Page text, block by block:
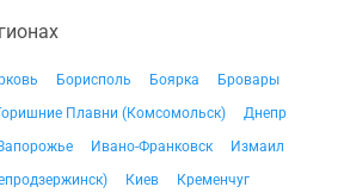
Борисполь Боярка
Бровары
Плавни (Комсомольск)
Днепр
Ивано-Франковск
Измаил
Киев
Кременчуг